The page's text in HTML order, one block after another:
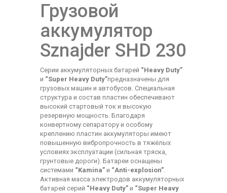
Грузовой
аккумулятор
Sznajder SHD 230
Серии аккумуляторных батарей “Heavy Duty”
и “Super Heavy Duty”предназначены для
грузовых машин и автобусов. Специальная
структура и состав пластин обеспечивают
высокий стартовый ток и высокую
резервную мощность. Благодаря
конвертному сепаратору и особому
креплению пластин аккумуляторы имеют
повышенную вибропрочность в тяжёлых
условиях эксплуатации (сильная тряска,
грунтовые дороги). Батареи оснащены
системами “Kamina” и “Anti-explosion”.
Активная масса электродов аккумуляторных
батарей серий “Heavy Duty” и “Super Heavy